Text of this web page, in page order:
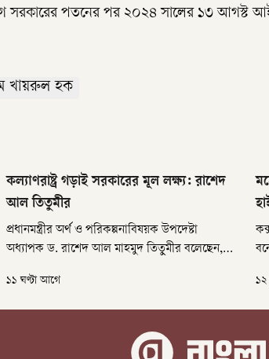
সরকারের পতনের পর ২০২৪ সালের ১৩ আগস্ট
খায়রুল হক
কল্যাণরাষ্ট্র গড়াই সরকারের মূল লক্ষ্য: রাশেদ
আল তিতুমীর
প্রধানমন্ত্রীর অর্থ ও পরিকল্পনাবিষয়ক উপদেষ্টা
অধ্যাপক ড. রাশেদ আল মাহমুদ তিতুমীর বলেছেন,
অধিকারভিত্তিক কল্যাণরাষ্ট্র গড়া।
১১ ঘণ্টা আগে ১২